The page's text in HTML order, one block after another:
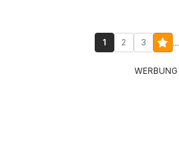
1 2 3 ...
WERBUNG